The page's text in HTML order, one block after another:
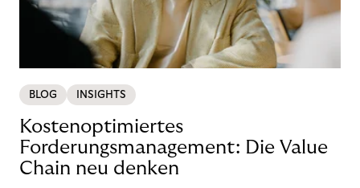
BLOG INSIGHTS
Kostenoptimiertes
Forderungsmanagement: Die Value
Chain neu denken